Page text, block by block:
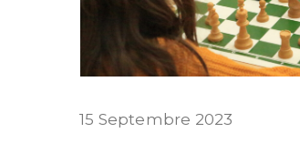
15 Septembre 2023